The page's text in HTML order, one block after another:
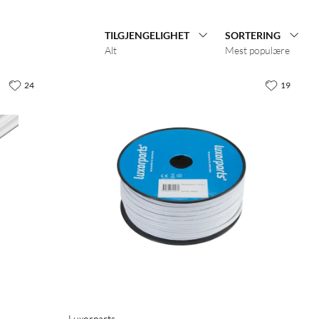
TILGJENGELIGHET
Alt
SORTERING
Mest populære
24 19